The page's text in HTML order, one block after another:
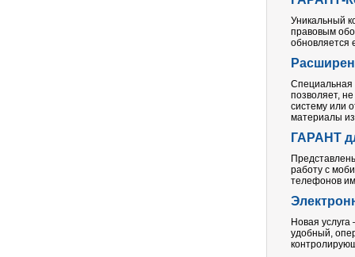
Уникальный
правовым
обновляется
Специальная
позволяет,
систему или
материалы
ГАРАНТ
работу с
телефонов
Новая
удобный,